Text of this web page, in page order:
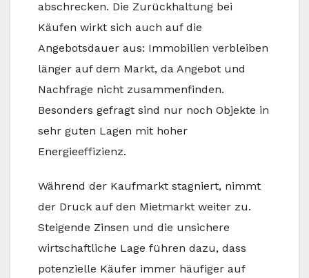
abschrecken. Die Zurückhaltung bei
Käufen wirkt sich auch auf die
Angebotsdauer aus: Immobilien verbleiben
länger auf dem Markt, da Angebot und
Nachfrage nicht zusammenfinden.
Besonders gefragt sind nur noch Objekte in
sehr guten Lagen mit hoher
Energieeffizienz.
Während der Kaufmarkt stagniert, nimmt
der Druck auf den Mietmarkt weiter zu.
Steigende Zinsen und die unsichere
wirtschaftliche Lage führen dazu, dass
potenzielle Käufer immer häufiger auf